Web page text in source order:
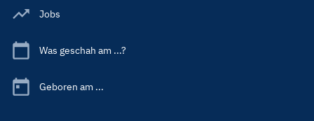
Jobs
Was geschah am ...?
Geboren am ...